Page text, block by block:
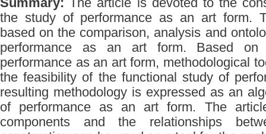
Summary: The article is devoted to the
the study of performance as an art form.
based on the comparison, analysis and
performance as an art form. Based on
performance as an art form, methodological
the feasibility of the functional study of
resulting methodology is expressed as an
of performance as an art form. The
components and the relationships